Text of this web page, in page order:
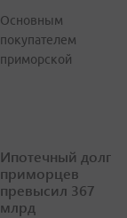
Основным
покупателем
приморской
Ипотечный долг
приморцев
превысил 367
млрд